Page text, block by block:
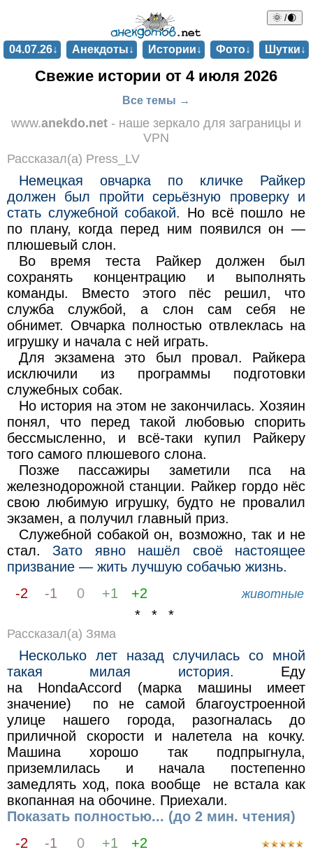
🌞 /🌒
04.07.26↓ Анекдоты↓ Истории↓ Фото↓ Шутки↓
Свежие истории от 4 июля 2026
Все темы →
www.anekdo.net - наше зеркало для заграницы и
VPN
Рассказал(а) Press_LV
Немецкая овчарка по кличке Райкер
должен был пройти серьёзную проверку и
стать служебной собакой. Но всё пошло не
по плану, когда перед ним появился он —
плюшевый слон.
Во время теста Райкер должен был
сохранять концентрацию и выполнять
команды. Вместо этого пёс решил, что
служба службой, а слон сам себя не
обнимет. Овчарка полностью отвлеклась на
игрушку и начала с ней играть.
Для экзамена это был провал. Райкера
исключили из программы подготовки
служебных собак.
Но история на этом не закончилась. Хозяин
понял, что перед такой любовью спорить
бессмысленно, и всё-таки купил Райкеру
того самого плюшевого слона.
Позже пассажиры заметили пса на
железнодорожной станции. Райкер гордо нёс
свою любимую игрушку, будто не провалил
экзамен, а получил главный приз.
Служебной собакой он, возможно, так и не
стал.Зато явно нашёл своё настоящее
призвание — жить лучшую собачью жизнь.
-2
-1 0 +1 +2 животные
* * *
Рассказал(а) Зяма
Несколько лет назад случилась со мной
такая милая история. Еду
на HondaAccord (марка машины имеет
значение) по не самой благоустроенной
улице нашего города, разогналась до
приличной скорости и налетела на кочку.
Машина хорошо так подпрыгнула,
приземлилась и начала постепенно
замедлять ход, пока вообще не встала как
вкопанная на обочине. Приехали.
Показать полностью... (до 2 мин. чтения)
-2
-1 0 +1 +2